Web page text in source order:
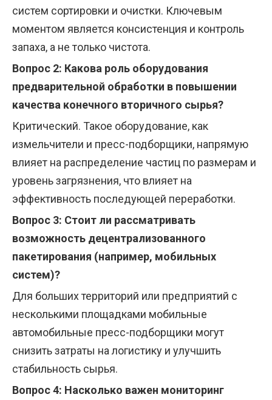
систем сортировки и очистки. Ключевым
моментом является консистенция и контроль
запаха, а не только чистота.
Вопрос 2: Какова роль оборудования
предварительной обработки в повышении
качества конечного вторичного сырья?
Критический. Такое оборудование, как
измельчители и пресс-подборщики, напрямую
влияет на распределение частиц по размерам и
уровень загрязнения, что влияет на
эффективность последующей переработки.
Вопрос 3: Стоит ли рассматривать
возможность децентрализованного
пакетирования (например, мобильных
систем)?
Для больших территорий или предприятий с
несколькими площадками мобильные
автомобильные пресс-подборщики могут
снизить затраты на логистику и улучшить
стабильность сырья.
Вопрос 4: Насколько важен мониторинг